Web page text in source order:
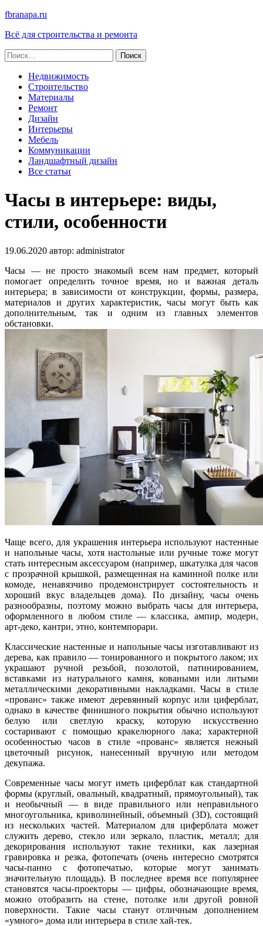
fbranapa.ru
Всё для строительства и ремонта
Найти:
Недвижимость
Строительство
Материалы
Ремонт
Дизайн
Интерьеры
Мебель
Коммуникации
Ландшафтный дизайн
Все статьи
Часы в интерьере: виды,
стили, особенности
19.06.2020 автор: administrator
Часы — не просто знакомый всем нам предмет, который
помогает определить точное время, но и важная деталь
интерьера; в зависимости от конструкции, формы, размера,
материалов и других характеристик, часы могут быть как
дополнительным, так и одним из главных элементов
обстановки.
Чаще всего, для украшения интерьера используют настенные
и напольные часы, хотя настольные или ручные тоже могут
стать интересным аксессуаром (например, шкатулка для часов
с прозрачной крышкой, размещенная на каминной полке или
комоде, ненавязчиво продемонстрирует состоятельность и
хороший вкус владельцев дома). По дизайну, часы очень
разнообразны, поэтому можно выбрать часы для интерьера,
оформленного в любом стиле — классика, ампир, модерн,
арт-деко, кантри, этно, контемпорари.
Классические настенные и напольные часы изготавливают из
дерева, как правило — тонированного и покрытого лаком; их
украшают ручной резьбой, позолотой, патинированием,
вставками из натурального камня, коваными или литыми
металлическими декоративными накладками. Часы в стиле
«прованс» также имеют деревянный корпус или циферблат,
однако в качестве финишного покрытия обычно используют
белую или светлую краску, которую искусственно
состаривают с помощью кракелюрного лака; характерной
особенностью часов в стиле «прованс» является нежный
цветочный рисунок, нанесенный вручную или методом
декупажа.
Современные часы могут иметь циферблат как стандартной
формы (круглый, овальный, квадратный, прямоугольный), так
и необычный — в виде правильного или неправильного
многоугольника, криволинейный, объемный (3D), состоящий
из нескольких частей. Материалом для циферблата может
служить дерево, стекло или зеркало, пластик, металл; для
декорирования используют такие техники, как лазерная
гравировка и резка, фотопечать (очень интересно смотрятся
часы-панно с фотопечатью, которые могут занимать
значительную площадь). В последнее время все популярнее
становятся часы-проекторы — цифры, обозначающие время,
можно отобразить на стене, потолке или другой ровной
поверхности. Такие часы станут отличным дополнением
«умного» дома или интерьера в стиле хай-тек.